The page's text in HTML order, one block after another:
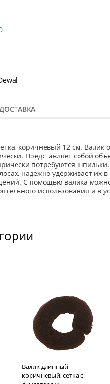
ДОСТАВКА
коричневый 12 см.
Представляет собой
потребуются
надежно удерживает их
С помощью валика можно
использования и в
Валик длинный
коричневый, сетка с